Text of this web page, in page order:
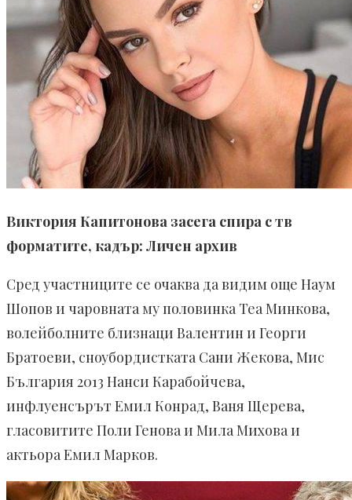
Виктория Капитонова засега спира с тв
форматите, кадър: Личен архив
Сред участниците се очаква да видим още Наум
Шопов и чаровната му половинка Теа Минкова,
волейболните близнаци Валентин и Георги
Братоеви, сноубордистката Сани Жекова, Мис
България 2013 Нанси Карабойчева,
инфлуенсърът Емил Конрад, Ваня Щерева,
гласовитите Поли Генова и Мила Михова и
актьора Емил Марков.